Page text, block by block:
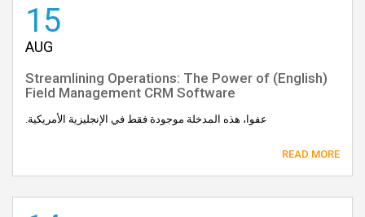
15
AUG
(English) Streamlining Operations: The Power of
Field Management CRM Software
عفوا، هذه المدخلة موجودة فقط في الإنجليزية الأمريكية.
READ MORE